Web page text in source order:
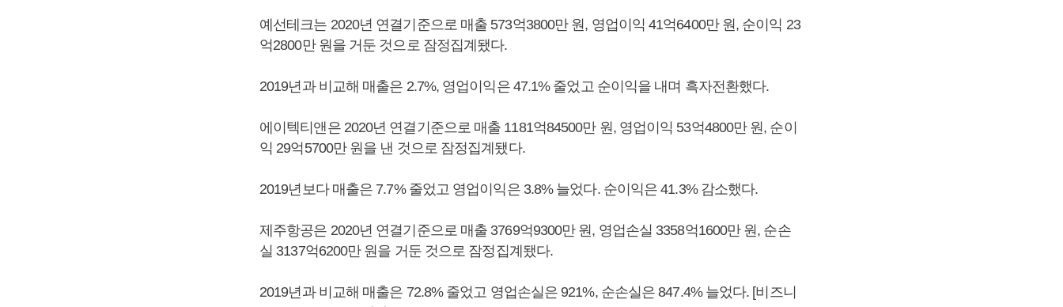
예선테크는 2020년 연결기준으로 매출 573억3800만 원, 영업이익 41억6400만 원, 순이익 23
억2800만 원을 거둔 것으로 잠정집계됐다.
2019년과 비교해 매출은 2.7%, 영업이익은 47.1% 줄었고 순이익을 내며 흑자전환했다.
에이텍티앤은 2020년 연결기준으로 매출 1181억84500만 원, 영업이익 53억4800만 원, 순이
익 29억5700만 원을 낸 것으로 잠정집계됐다.
2019년보다 매출은 7.7% 줄었고 영업이익은 3.8% 늘었다. 순이익은 41.3% 감소했다.
제주항공은 2020년 연결기준으로 매출 3769억9300만 원, 영업손실 3358억1600만 원, 순손
실 3137억6200만 원을 거둔 것으로 잠정집계됐다.
2019년과 비교해 매출은 72.8% 줄었고 영업손실은 921%, 순손실은 847.4% 늘었다. [비즈니